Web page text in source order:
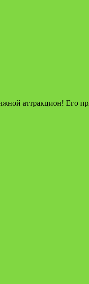
аттракцион! Его